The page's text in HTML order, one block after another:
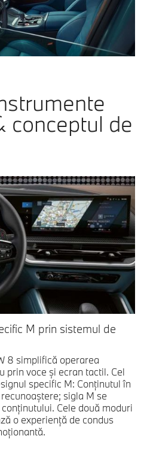
conceptul de
M prin sistemul de
8 simplifică operarea
prin voce şi ecran tactil. Cel
specific M: Conţinutul în
sigla M se
Cele două moduri
o experienţă de condus